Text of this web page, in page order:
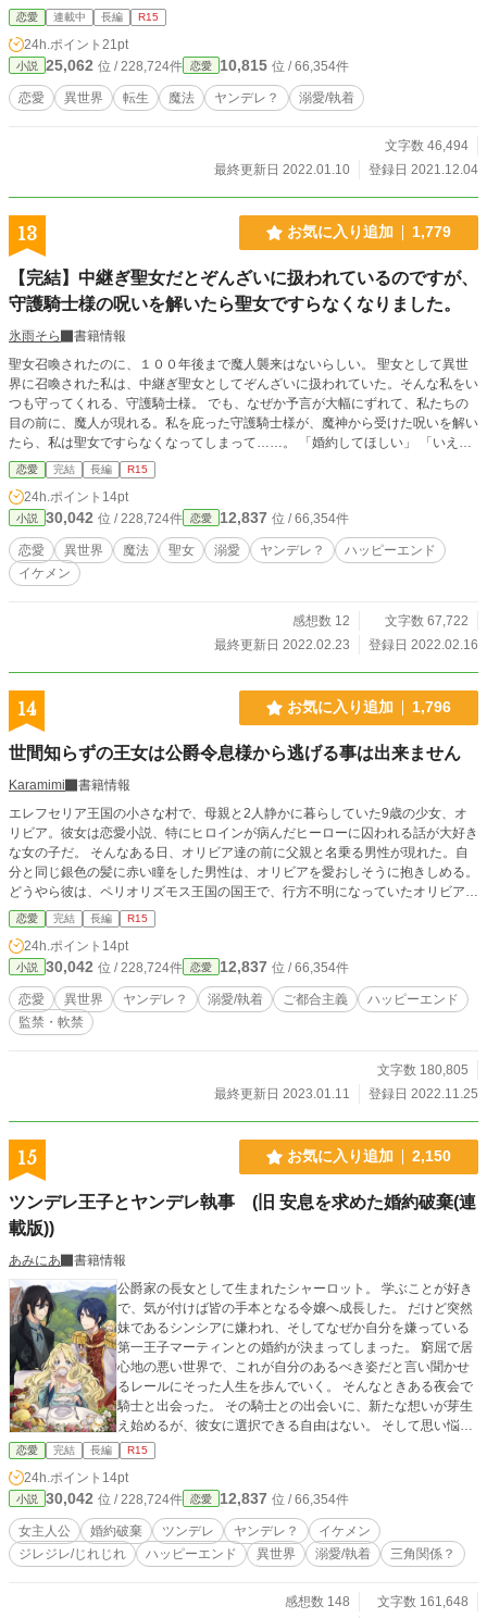
るのが夢だったんだから。治安が良くて、美味しい物が沢山ある日本の方が最高
よ。」 その後、無事に大学生になった莉奈はまた召喚されてしまう。 召喚
されたのは、高校生の時に召喚された異世界の国と同じであった。しかし、あの
時から3年しか経ってないはずなのに、こっちの世界では150年も経っていた。
「聖女も2回目だから、さっさと仕事を終わらせて、早く帰らないとね！」 今
回は無事に帰れるのか…？ ご都合主義です。 誤字脱字お許しください。
恋愛 連載中 長編 R15
24h.ポイント 21pt
小説 25,062 位 / 228,724件 恋愛 10,815 位 / 66,354件
恋愛 異世界 転生 魔法 ヤンデレ？ 溺愛/執着
文字数 46,494
最終更新日 2022.01.10
登録日 2021.12.04
13 お気に入り追加 1,779
【完結】中継ぎ聖女だとぞんざいに扱われているのですが、
守護騎士様の呪いを解いたら聖女ですらなくなりました。
氷雨そら
書籍情報
聖女召喚されたのに、１００年後まで魔人襲来はないらしい。 聖女として異世
界に召喚された私は、中継ぎ聖女としてぞんざいに扱われていた。そんな私をい
つも守ってくれる、守護騎士様。 でも、なぜか予言が大幅にずれて、私たちの
目の前に、魔人が現れる。私を庇った守護騎士様が、魔神から受けた呪いを解い
たら、私は聖女ですらなくなってしまって……。 「婚約してほしい」 「いえ、
責任を取らせるわけには」 守護騎士様の誘いを断り、誰にも迷惑をかけないよ
う、王都から逃げ出した私は、辺境に引きこもる。けれど、私を探し当てた、聖
女様と呼んで、私と一定の距離を置いていたはずの守護騎士様の様子は、どこか
以前と違っているのだった。 元守護騎士と元聖女の溺愛のち少しヤンデレ物
語。 小説家になろう様にも、投稿しています。
恋愛 完結 長編 R15
24h.ポイント 14pt
小説 30,042 位 / 228,724件 恋愛 12,837 位 / 66,354件
恋愛 異世界 魔法 聖女 溺愛 ヤンデレ？
ハッピーエンド
イケメン
感想数 12
文字数 67,722
最終更新日 2022.02.23
登録日 2022.02.16
14 お気に入り追加 1,796
世間知らずの王女は公爵令息様から逃げる事は出来ません
Karamimi
書籍情報
エレフセリア王国の小さな村で、母親と2人静かに暮らしていた9歳の少女、オ
リビア。彼女は恋愛小説、特にヒロインが病んだヒーローに囚われる話が大好き
な女の子だ。 そんなある日、オリビア達の前に父親と名乗る男性が現れた。自
分と同じ銀色の髪に赤い瞳をした男性は、オリビアを愛おしそうに抱きしめる。
どうやら彼は、ペリオリズモス王国の国王で、行方不明になっていたオリビアの
母を10年もの間探し続けていたらしい。 国に帰る事を渋る母親を説得し、父親
と3人で帰る事を決意するオリビア。ただ父親は、オリビアの大好きな小説のヒ
ーロー同様非情に嫉妬深く、母親だけでなくオリビアまでも王宮から出る事を禁
じてしまう。 それでもそれなりに楽しく生きていたオリビアの前に、1人の少年
が現れ… 世間知らずな平民上がりの王女と、そんな彼女の虜になってしまった
公爵令息の恋のお話です。 ご都合主義全開、ヤンデレ？系のお話です。 よろし
くお願いしますm(__)m
恋愛 完結 長編 R15
24h.ポイント 14pt
小説 30,042 位 / 228,724件 恋愛 12,837 位 / 66,354件
恋愛 異世界 ヤンデレ？ 溺愛/執着 ご都合主義
ハッピーエンド
監禁・軟禁
文字数 180,805
最終更新日 2023.01.11
登録日 2022.11.25
15 お気に入り追加 2,150
ツンデレ王子とヤンデレ執事 (旧 安息を求めた婚約破棄(連
載版))
あみにあ
書籍情報
公爵家の長女として生まれたシャーロット。 学ぶことが好き
で、気が付けば皆の手本となる令嬢へ成長した。 だけど突然
妹であるシンシアに嫌われ、そしてなぜか自分を嫌っている
第一王子マーティンとの婚約が決まってしまった。 窮屈で居
心地の悪い世界で、これが自分のあるべき姿だと言い聞かせ
るレールにそった人生を歩んでいく。 そんなときある夜会で
騎士と出会った。 その騎士との出会いに、新たな想いが芽生
え始めるが、彼女に選択できる自由はない。 そして思い悩ん
だ末、シャーロットが導きだした答えとは……。 表紙イラス
ト:San+様(Twitterアカウント@San_plus_) ※以前、短編にて
投稿しておりました「安息を求めた婚約破棄」の連載版とな
ります。短編を読んでいない方にもわかるようになっており
ますので、ご安心下さい。 結末は短編と違いがございますの
で、最後まで楽しんで頂ければ幸いです。 ※毎日更新、全3
部構成 全81話。(2020年3月7日21時完結) ★おまけ投稿
恋愛 完結 長編 R15
24h.ポイント 14pt
小説 30,042 位 / 228,724件 恋愛 12,837 位 / 66,354件
女主人公 婚約破棄 ツンデレ ヤンデレ？
イケメン
ジレジレ/じれじれ
ハッピーエンド 異世界 溺愛/執着 三角関係？
感想数 148
文字数 161,648